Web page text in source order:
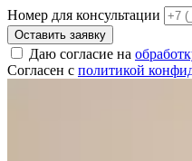
Номер для консультации
Оставить заявку
Даю согласие на
Согласен с политикой